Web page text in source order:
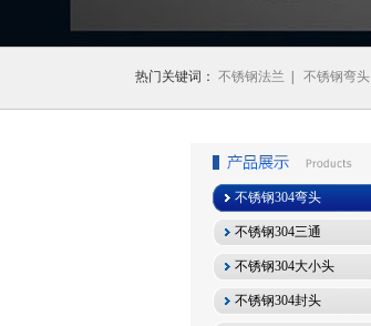
热门关键词： 不锈钢法兰 不锈钢弯头
不锈钢304弯头
不锈钢304三通
不锈钢304大小头
不锈钢304封头